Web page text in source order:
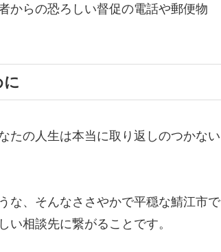
からの恐ろしい督促の電話や郵便物
に
たの人生は本当に取り返しのつかない
な、そんなささやかで平穏な鯖江市で
相談先に繋がることです。